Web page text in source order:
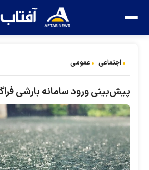
اجتماعی عمومی
پیش‌بینی ورود سامانه بارشی